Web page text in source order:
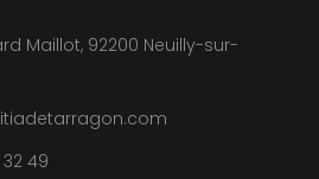
Maillot, 92200 Neuilly-sur-
49